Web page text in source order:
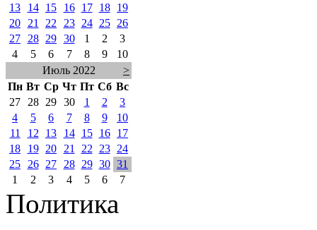
13
14 15 16 17 18
19
20
21 22 23 24 25
26
27
28 29 30 1 2
3
4
5 6 7 8 9
10
Июль 2022
>
Пн Вт Ср Чт Пт Сб Вс
27
28 29 30 1 2
3
4
5 6 7 8 9
10
11
12 13 14 15 16
17
18
19 20 21 22 23
24
25
26 27 28 29 30 31
1
2 3 4 5 6 7
Политика